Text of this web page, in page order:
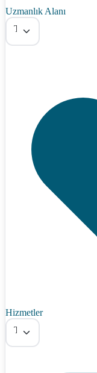
Uzmanlık Alanı
Tümü
Hizmetler
Tümü